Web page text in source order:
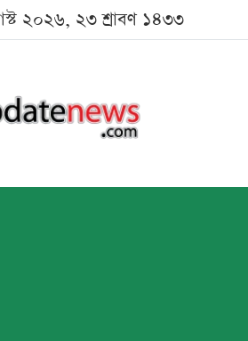
২০২৬, ২৩ শ্রাবণ ১৪৩৩